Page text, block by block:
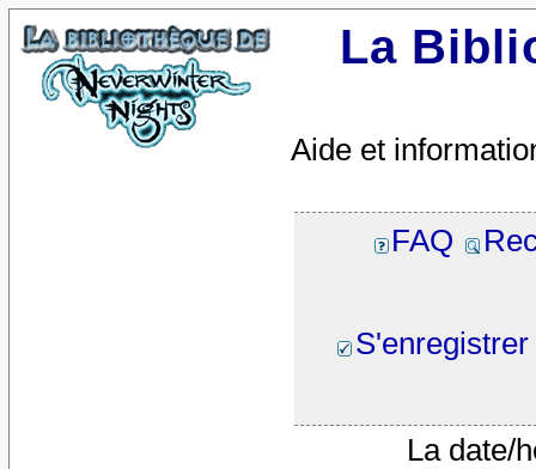
La
Aide et
FAQ
S'enregistrer
La date/